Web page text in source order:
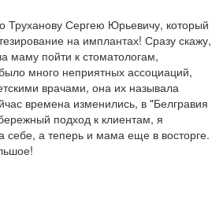
Труханову Сергею Юрьевичу, который
на имплантах! Сразу скажу,
маму пойти к стоматологам,
много неприятных ассоциаций,
врачами, она их называла
времена изменились, в "Белгравия
подход к клиентам, я
себе, а теперь и мама еще в восторге.